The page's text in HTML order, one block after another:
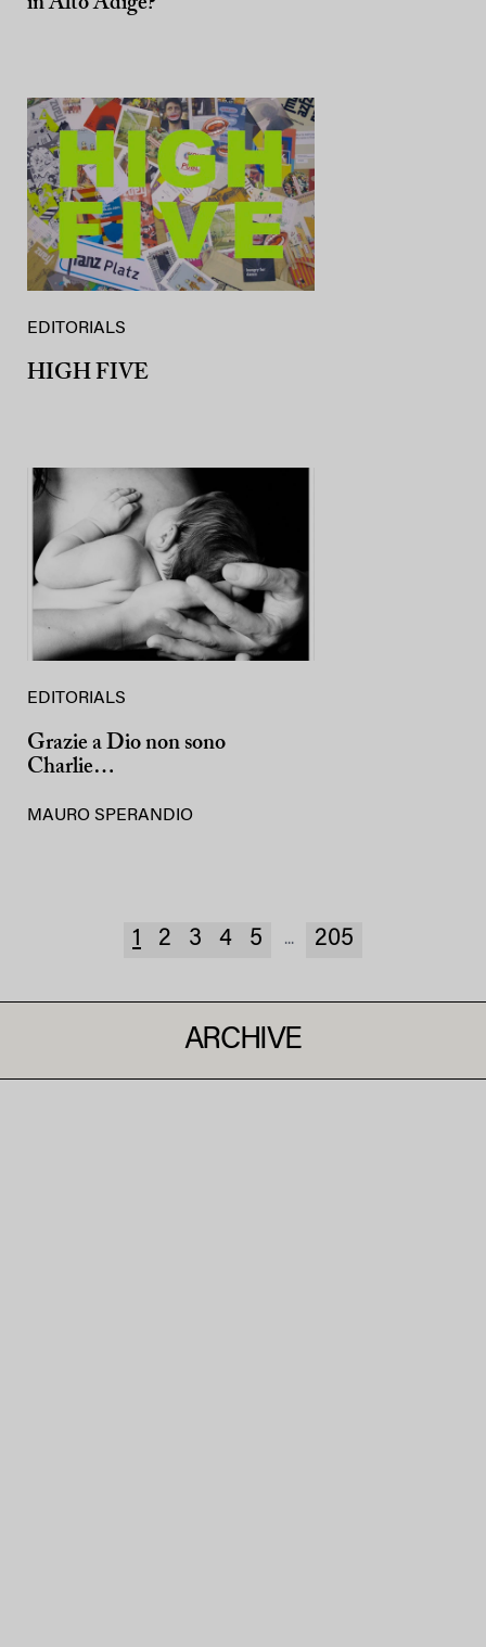
EDITORIALS
HIGH FIVE
EDITORIALS
Grazie a Dio non sono
Charlie…
MAURO SPERANDIO
1 2 3 4 5 ... 205
ARCHIVE